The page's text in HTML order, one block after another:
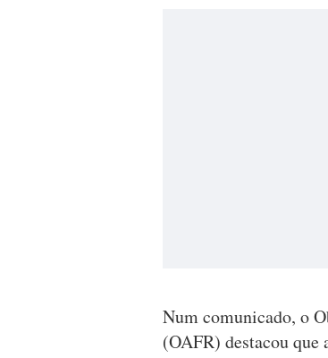
Num comunicado, o
(OAFR) destacou